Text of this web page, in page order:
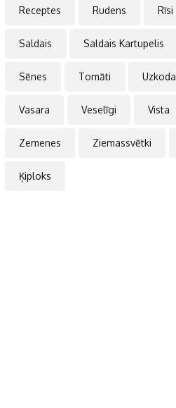
Receptes Rudens Rīsi
Saldais Saldais Kartupelis
Sēnes Tomāti Uzkoda
Vasara Veselīgi Vista
Zemenes Ziemassvētki
Ķiploks